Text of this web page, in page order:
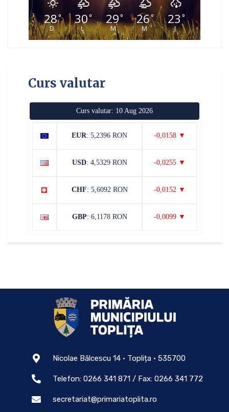
28°
D
30°
L
29°
M
26°
M
23 °
J
Curs valutar
Curs valutar: 10 Aug 2026
EUR: 5,2396 RON -0,0158 ▼
USD: 4,5329 RON -0,0255 ▼
CHF: 5,6092 RON -0,0152 ▼
GBP: 6,1178 RON -0,0099 ▼
Nicolae Bălcescu 14 • Toplița • 535700
Telefon: 0266 341 871 / Fax: 0266 341 772
secretariat@primariatoplita.ro